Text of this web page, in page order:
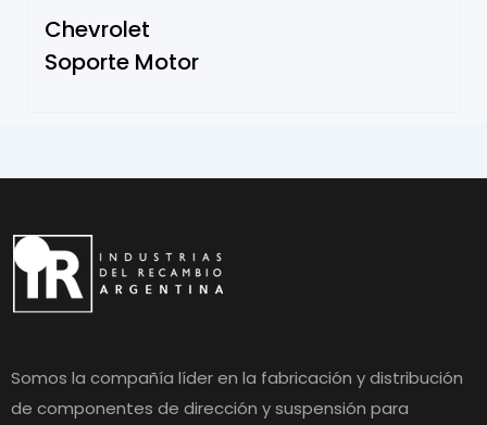
Chevrolet
Soporte Motor
Somos la compañía líder en la fabricación y distribución
de componentes de dirección y suspensión para